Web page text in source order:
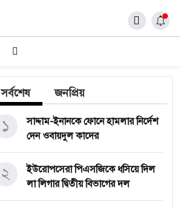
সর্বশেষ জনপ্রিয়
সাদ্দাম-ইনানকে ফোনে হামলার নির্দেশ
দেন ওবায়দুল কাদের
১
ইউরোপসেরা পিএসজিকে ধসিয়ে দিল
লা লিগার দ্বিতীয় বিভাগের দল
২